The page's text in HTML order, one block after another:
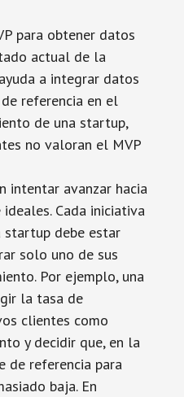
para obtener datos
actual de la
a integrar datos
referencia en el
de una startup,
no valoran el MVP
intentar avanzar hacia
Cada iniciativa
startup debe estar
solo uno de sus
Por ejemplo, una
la tasa de
clientes como
y decidir que, en la
de referencia para
baja. En